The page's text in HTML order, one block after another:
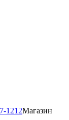
1212Магазин